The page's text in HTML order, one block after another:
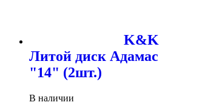
K&K
Литой диск Адамас
"14" (2шт.)
В наличии